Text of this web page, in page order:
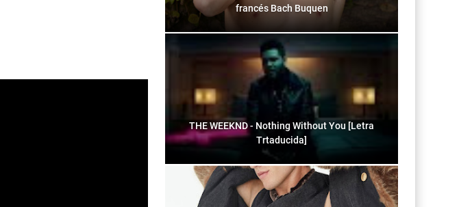
francés Bach Buquen
THE WEEKND - Nothing Without You [Letra
Trtaducida]